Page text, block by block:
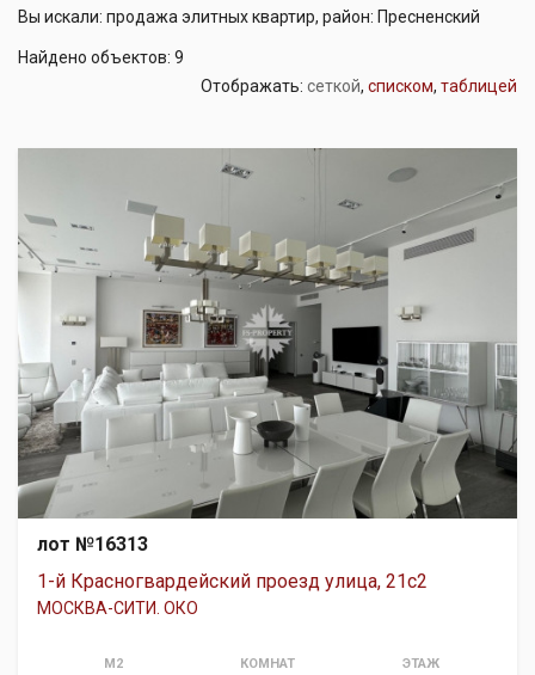
Вы искали: продажа элитных квартир, район: Пресненский
Найдено объектов: 9
Отображать: сеткой, списком, таблицей
лот №16313
1-й Красногвардейский проезд улица, 21с2
МОСКВА-СИТИ. ОКО
М2 КОМНАТ ЭТАЖ